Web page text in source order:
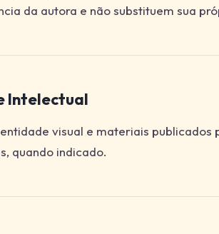
da autora e não substituem sua
Intelectual
visual e materiais publicados
quando indicado.